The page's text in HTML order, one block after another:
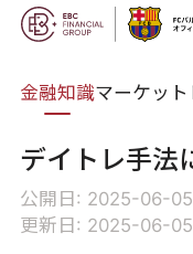
金融知識マーケッ
デイトレ手法
公開日: 2025-06-05
更新日: 2025-06-05